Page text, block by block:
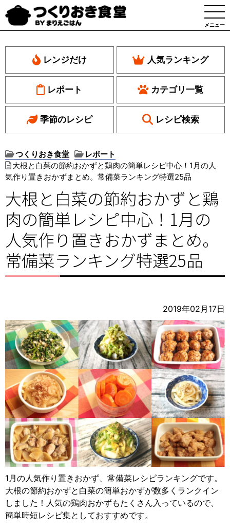
メニュー
レンジだけ 人気ランキング
レポート カテゴリ一覧
季節のレシピ レシピ検索
つくりおき食堂
レポート
大根と白菜の節約おかずと鶏肉の簡単レシピ中心！1月の人
気作り置きおかずまとめ。常備菜ランキング特選25品
大根と白菜の節約おかずと鶏
肉の簡単レシピ中心！1月の
人気作り置きおかずまとめ。
常備菜ランキング特選25品
2019年02月17日
1月の人気作り置きおかず、常備菜レシピランキングです。
大根の節約おかずと白菜の簡単おかずが数多くランクイン
しました！人気の鶏肉おかずもたくさん入っているので、
簡単時短レシピ集としておすすめです。